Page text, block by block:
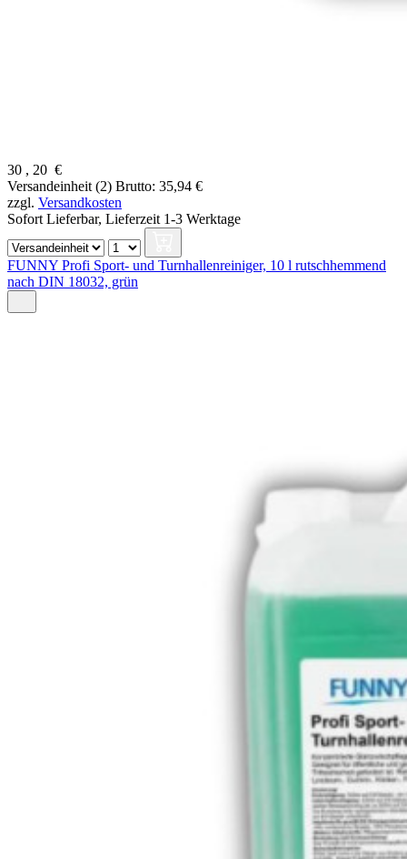
30 , 20 €
Versandeinheit (2) Brutto: 35,94 €
zzgl. Versandkosten
Sofort Lieferbar, Lieferzeit 1-3 Werktage
FUNNY Profi Sport- und Turnhallenreiniger, 10 l rutschhemmend
nach DIN 18032, grün